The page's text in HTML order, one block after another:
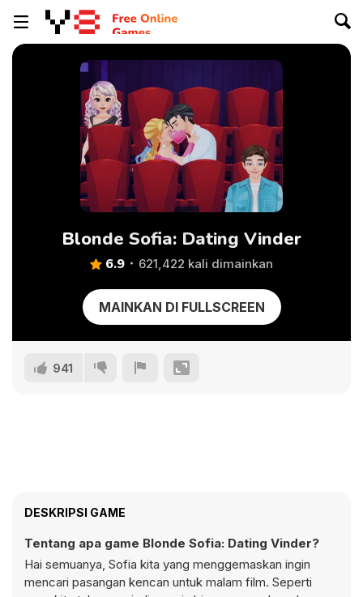
Blonde Sofia: Dating Vinder
6.9 621,422 kali dimainkan
MAINKAN DI FULLSCREEN
941
DESKRIPSI GAME
Tentang apa game Blonde Sofia: Dating Vinder?
Hai semuanya, Sofia kita yang menggemaskan ingin
mencari pasangan kencan untuk malam film. Seperti